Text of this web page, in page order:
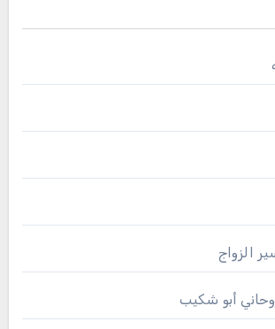
الزواج
أبو شكيب